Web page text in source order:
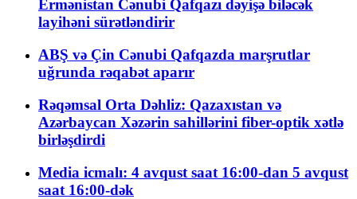
Ermənistan Cənubi Qafqazı dəyişə biləcək
layihəni sürətləndirir
ABŞ və Çin Cənubi Qafqazda marşrutlar
uğrunda rəqabət aparır
Rəqəmsal Orta Dəhliz: Qazaxıstan və
Azərbaycan Xəzərin sahillərini fiber-optik xətlə
birləşdirdi
Media icmalı: 4 avqust saat 16:00-dan 5 avqust
saat 16:00-dək